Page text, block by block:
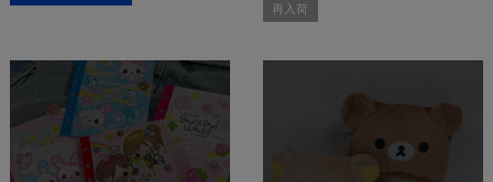
再入荷